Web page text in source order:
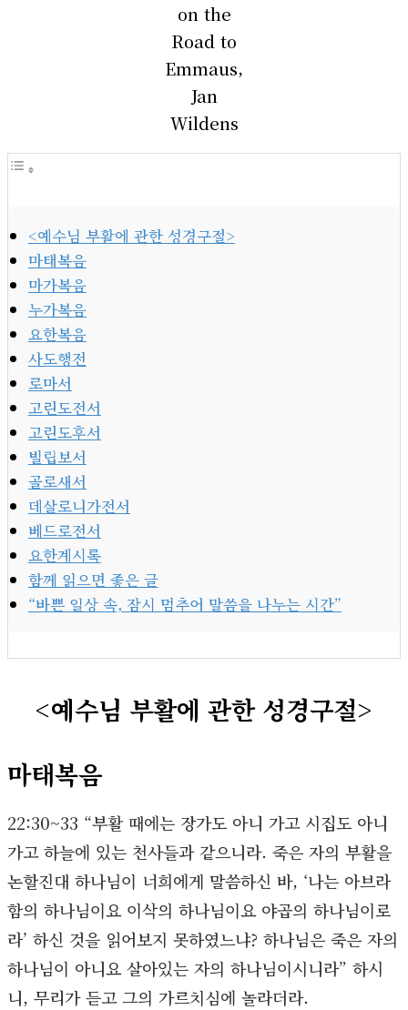
on the
Road to
Emmaus,
Jan
Wildens
<예수님 부활에 관한 성경구절>
마태복음
마가복음
누가복음
요한복음
사도행전
로마서
고린도전서
고린도후서
빌립보서
골로새서
데살로니가전서
베드로전서
요한계시록
함께 읽으면 좋은 글
“바쁜 일상 속, 잠시 멈추어 말씀을 나누는 시간”
<예수님 부활에 관한 성경구절>
마태복음
22:30~33 “부활 때에는 장가도 아니 가고 시집도 아니
가고 하늘에 있는 천사들과 같으니라. 죽은 자의 부활을
논할진대 하나님이 너희에게 말씀하신 바, ‘나는 아브라
함의 하나님이요 이삭의 하나님이요 야곱의 하나님이로
라’ 하신 것을 읽어보지 못하였느냐? 하나님은 죽은 자의
하나님이 아니요 살아있는 자의 하나님이시니라” 하시
니, 무리가 듣고 그의 가르치심에 놀라더라.